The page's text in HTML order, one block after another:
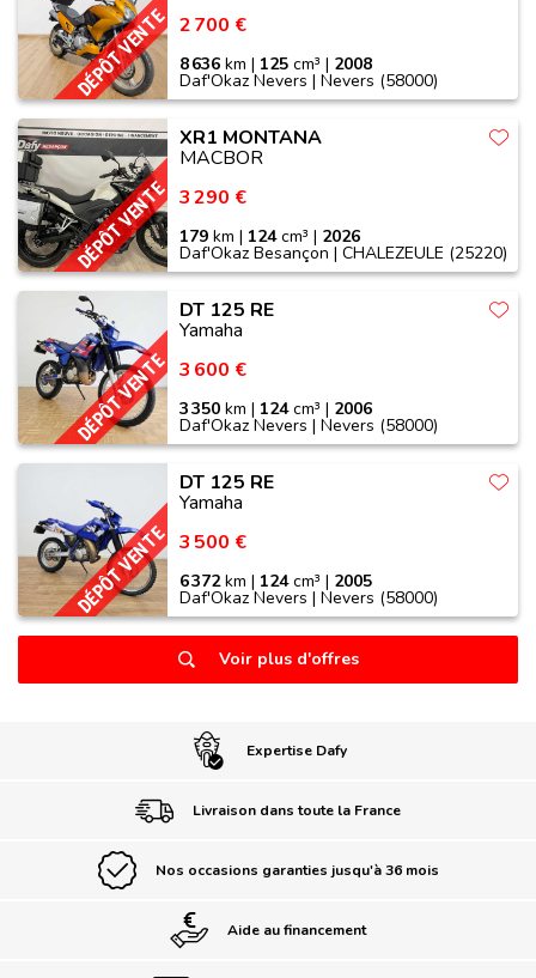
DÉPÔT VENTE 2 700 €
8 636 km | 125 cm³ | 2008
Daf'Okaz Nevers | Nevers (58000)
DÉPÔT VENTE
XR1 MONTANA
MACBOR
3 290 €
179 km | 124cm³ | 2026
Daf'Okaz Besançon | CHALEZEULE (25220)
DÉPÔT VENTE
DT 125 RE
Yamaha
3 600 €
3 350 km | 124cm³ | 2006
Daf'Okaz Nevers | Nevers (58000)
DÉPÔT VENTE
DT 125 RE
Yamaha
3 500 €
6 372km | 124cm³ | 2005
Daf'Okaz Nevers | Nevers (58000)
Voir plus d'offres
Expertise Dafy
Livraison dans toute la France
Nos occasions garanties jusqu'à 36 mois
Aide au financement